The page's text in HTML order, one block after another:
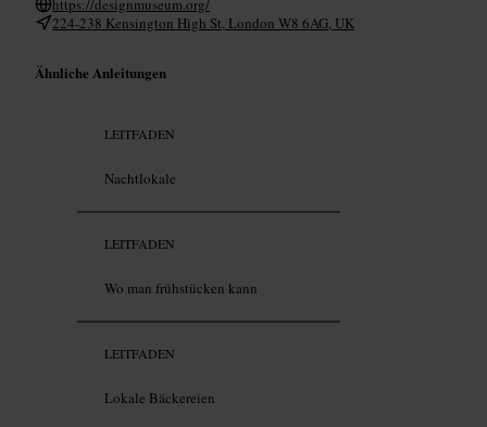
https://designmuseum.org/
224-238 Kensington High St, London W8 6AG, UK
Ähnliche Anleitungen
LEITFADEN
Nachtlokale
LEITFADEN
Wo man frühstücken kann
LEITFADEN
Lokale Bäckereien